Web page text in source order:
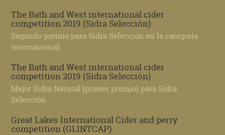
The Bath and West international cider
competition 2019 (Sidra Selección)
Segundo premio para Sidra Selección en la categoría
internacional.
The Bath and West international cider
competition 2019 (Sidra Selección)
Mejor Sidra Natural (primer premio) para Sidra
Selección.
Great Lakes International Cider and perry
competition (GLINTCAP)